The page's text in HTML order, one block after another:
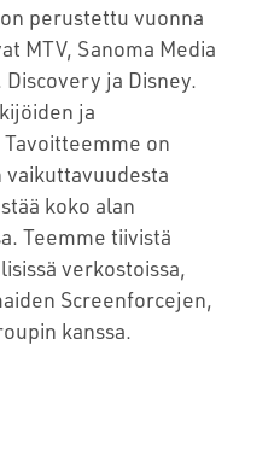
perustettu vuonna
MTV, Sanoma Media
ja Disney.
ja
on
koko alan
Teemme tiivistä
verkostoissa,
Screenforcejen,
kanssa.